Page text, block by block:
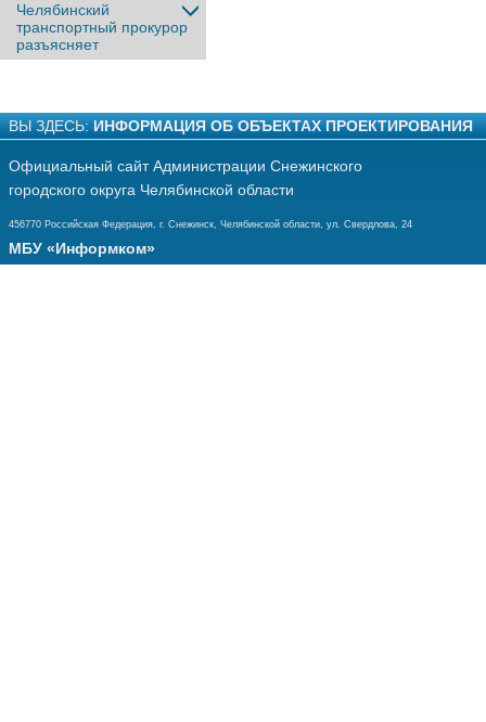
Челябинский
транспортный прокурор
разъясняет
ВЫ ЗДЕСЬ: ИНФОРМАЦИЯ ОБ ОБЪЕКТАХ ПРОЕКТИРОВАНИЯ
Официальный сайт Администрации Снежинского
городского округа Челябинской области
456770 Российская Федерация, г. Снежинск, Челябинской области, ул. Свердлова, 24
МБУ «Информком»